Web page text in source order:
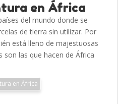
en África
del mundo donde se
de tierra sin utilizar. Por
está lleno de majestuosas
son las que hacen de África
en África